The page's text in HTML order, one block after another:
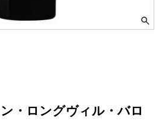
・ロングヴィル・バロ